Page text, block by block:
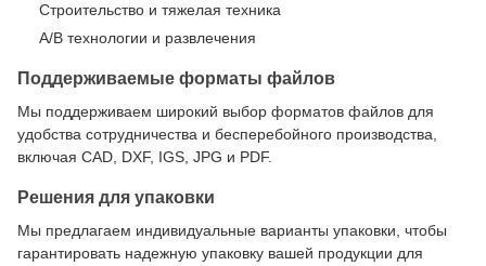
Строительство и тяжелая техника
А/В технологии и развлечения
Поддерживаемые форматы файлов
Мы поддерживаем широкий выбор форматов файлов для
удобства сотрудничества и бесперебойного производства,
включая CAD, DXF, IGS, JPG и PDF.
Решения для упаковки
Мы предлагаем индивидуальные варианты упаковки, чтобы
гарантировать надежную упаковку вашей продукции для